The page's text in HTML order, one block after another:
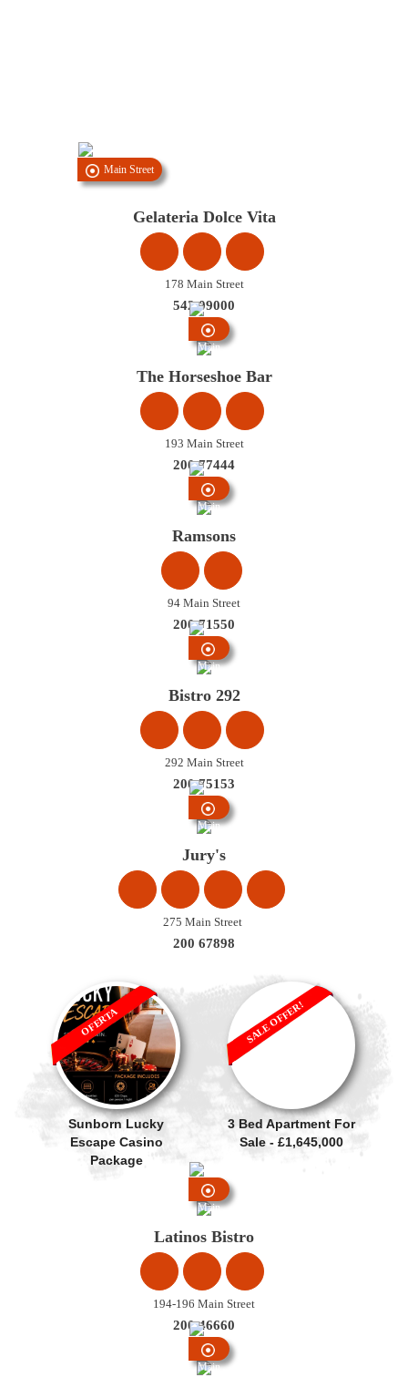
Main Street
Gelateria Dolce Vita
178 Main Street
542 09000
Main
The Horseshoe Bar
193 Main Street
200 77444
Main
Ramsons
94 Main Street
200 71550
Main
Bistro 292
292 Main Street
200 75153
Main
Jury's
275 Main Street
200 67898
Sunborn Lucky
Escape Casino
Package
OFERTA
3 Bed Apartment For
Sale - £1,645,000
SALE OFFER!
Main
Latinos Bistro
194-196 Main Street
200 46660
Main